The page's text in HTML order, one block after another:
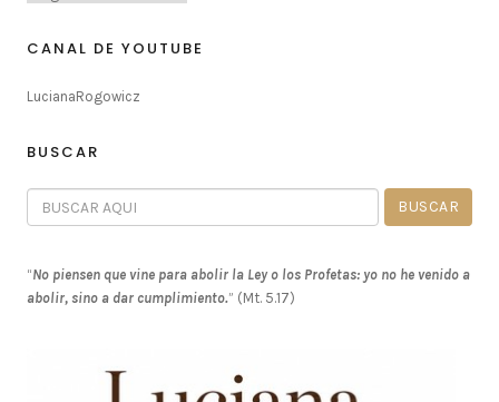
CANAL DE YOUTUBE
LucianaRogowicz
BUSCAR
“No piensen que vine para abolir la Ley o los Profetas: yo no he venido a
abolir, sino a dar cumplimiento.” (Mt. 5.17)